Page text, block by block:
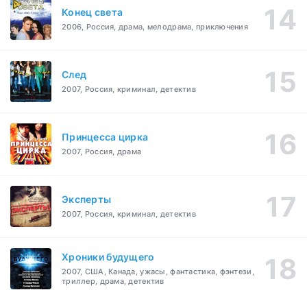
Конец света
2006, Россия, драма, мелодрама, приключения
След
2007, Россия, криминал, детектив
Принцесса цирка
2007, Россия, драма
Эксперты
2007, Россия, криминал, детектив
Хроники будущего
2007, США, Канада, ужасы, фантастика, фэнтези,
триллер, драма, детектив